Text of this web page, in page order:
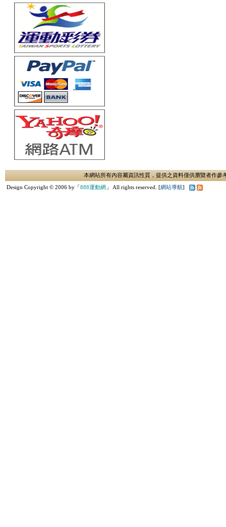
員注意)
本網站所有內容屬資訊性質，提供之資料僅供瀏覽者作
Design Copyright © 2006 by「888運動網 」 All rights reserved. [網站導航]